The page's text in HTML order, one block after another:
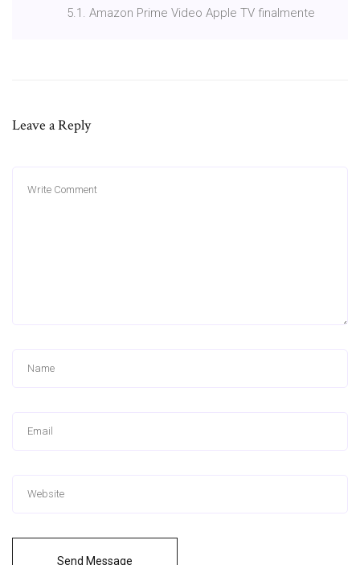
5.1. Amazon Prime Video Apple TV finalmente
Leave a Reply
Send Message